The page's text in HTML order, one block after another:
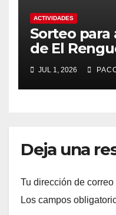
ACTIVIDADES
Sorteo para
de El
Málaga
JUL 1, 2026
Deja una
Tu dirección de
Los campos